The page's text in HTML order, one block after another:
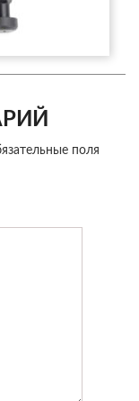
поля